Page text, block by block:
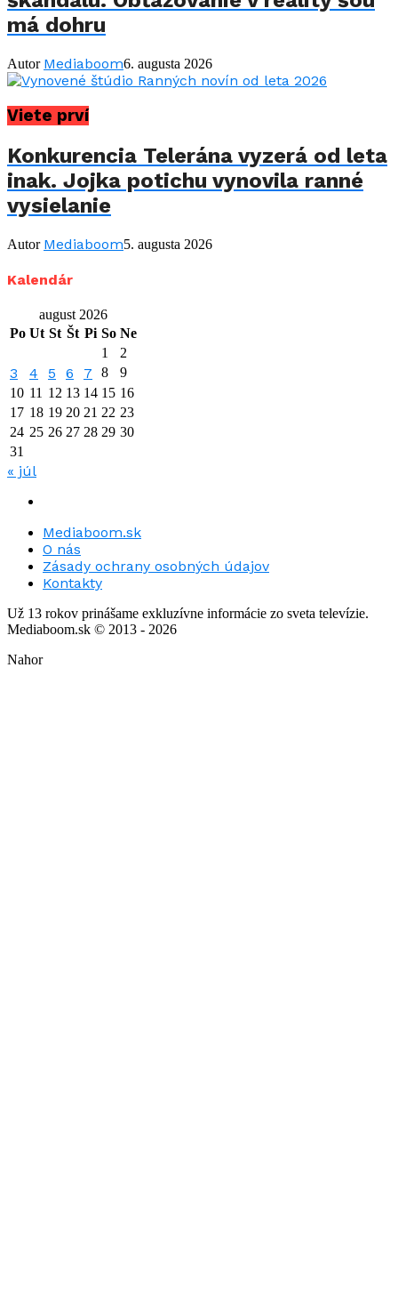
má dohru
Autor Mediaboom6. augusta 2026
Viete prví
Konkurencia Telerána vyzerá od leta
inak. Jojka potichu vynovila ranné
vysielanie
Autor Mediaboom5. augusta 2026
Kalendár
august 2026
Po Ut St Št Pi So Ne
1
2
3 4 5 6 7 8
9
10 11 12 13 14 15 16
17 18 19 20 21 22 23
24 25 26 27 28 29 30
31
« júl
Mediaboom.sk
O nás
Zásady ochrany osobných údajov
Kontakty
Už 13 rokov prinášame exkluzívne informácie zo sveta televízie.
Mediaboom.sk © 2013 - 2026
Nahor